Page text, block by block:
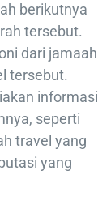
berikutnya
tersebut.
dari jamaah
tersebut.
informasi
seperti
travel yang
yang